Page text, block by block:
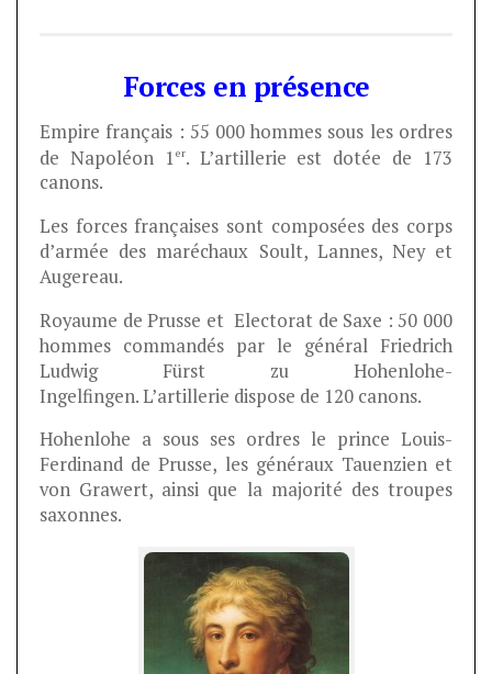
Forces en présence
Empire français : 55 000 hommes sous les ordres
de Napoléon 1 er. L’artillerie est dotée de 173
canons.
Les forces françaises sont composées des corps
d’armée des maréchaux Soult, Lannes, Ney et
Augereau.
Royaume de Prusse et Electorat de Saxe : 50 000
hommes commandés par le général Friedrich
Ludwig Fürst zu Hohenlohe-
Ingelfingen. L’artillerie dispose de 120 canons.
Hohenlohe a sous ses ordres le prince Louis-
Ferdinand de Prusse, les généraux Tauenzien et
von Grawert, ainsi que la majorité des troupes
saxonnes.